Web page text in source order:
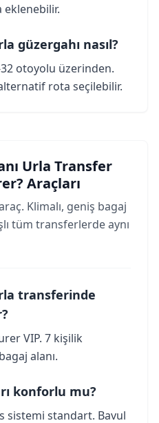
eklenebilir.
güzergahı nasıl?
otoyolu üzerinden.
rota seçilebilir.
Urla Transfer
Araçları
Klimalı, geniş bagaj
tüm transferlerde aynı
transferinde
VIP. 7 kişilik
alanı.
konforlu mu?
sistemi standart. Bavul